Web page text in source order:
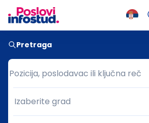
Pretraga
Pozicija, poslodavac ili ključna reč
Pozicija, poslodavac ili ključna reč
Grad
Izaberite grad